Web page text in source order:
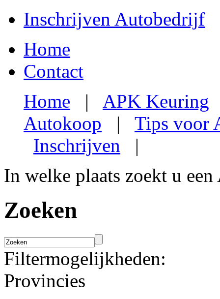
Inschrijven Autobedrijf
Home
Contact
Home | APK Keuring
Autokoop | Tips voor
Inschrijven |
In welke plaats zoekt u
Zoeken
Filtermogelijkheden:
Provincies